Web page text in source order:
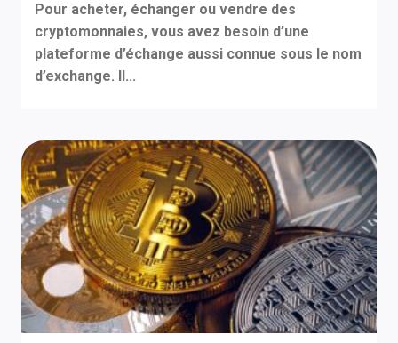
Pour acheter, échanger ou vendre des
cryptomonnaies, vous avez besoin d’une
plateforme d’échange aussi connue sous le nom
d’exchange. Il...